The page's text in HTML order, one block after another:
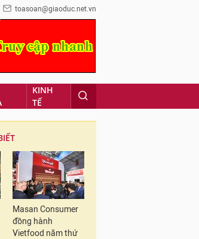
toasoan@giaoduc.net.vn
KINH
TẾ
Masan Consumer
đồng hành
Vietfood năm thứ